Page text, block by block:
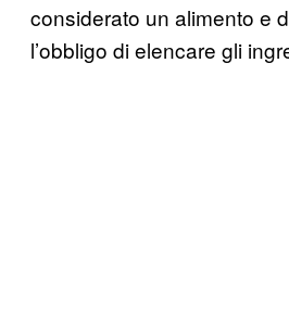
considerato un alimento e
l’obbligo di elencare gli